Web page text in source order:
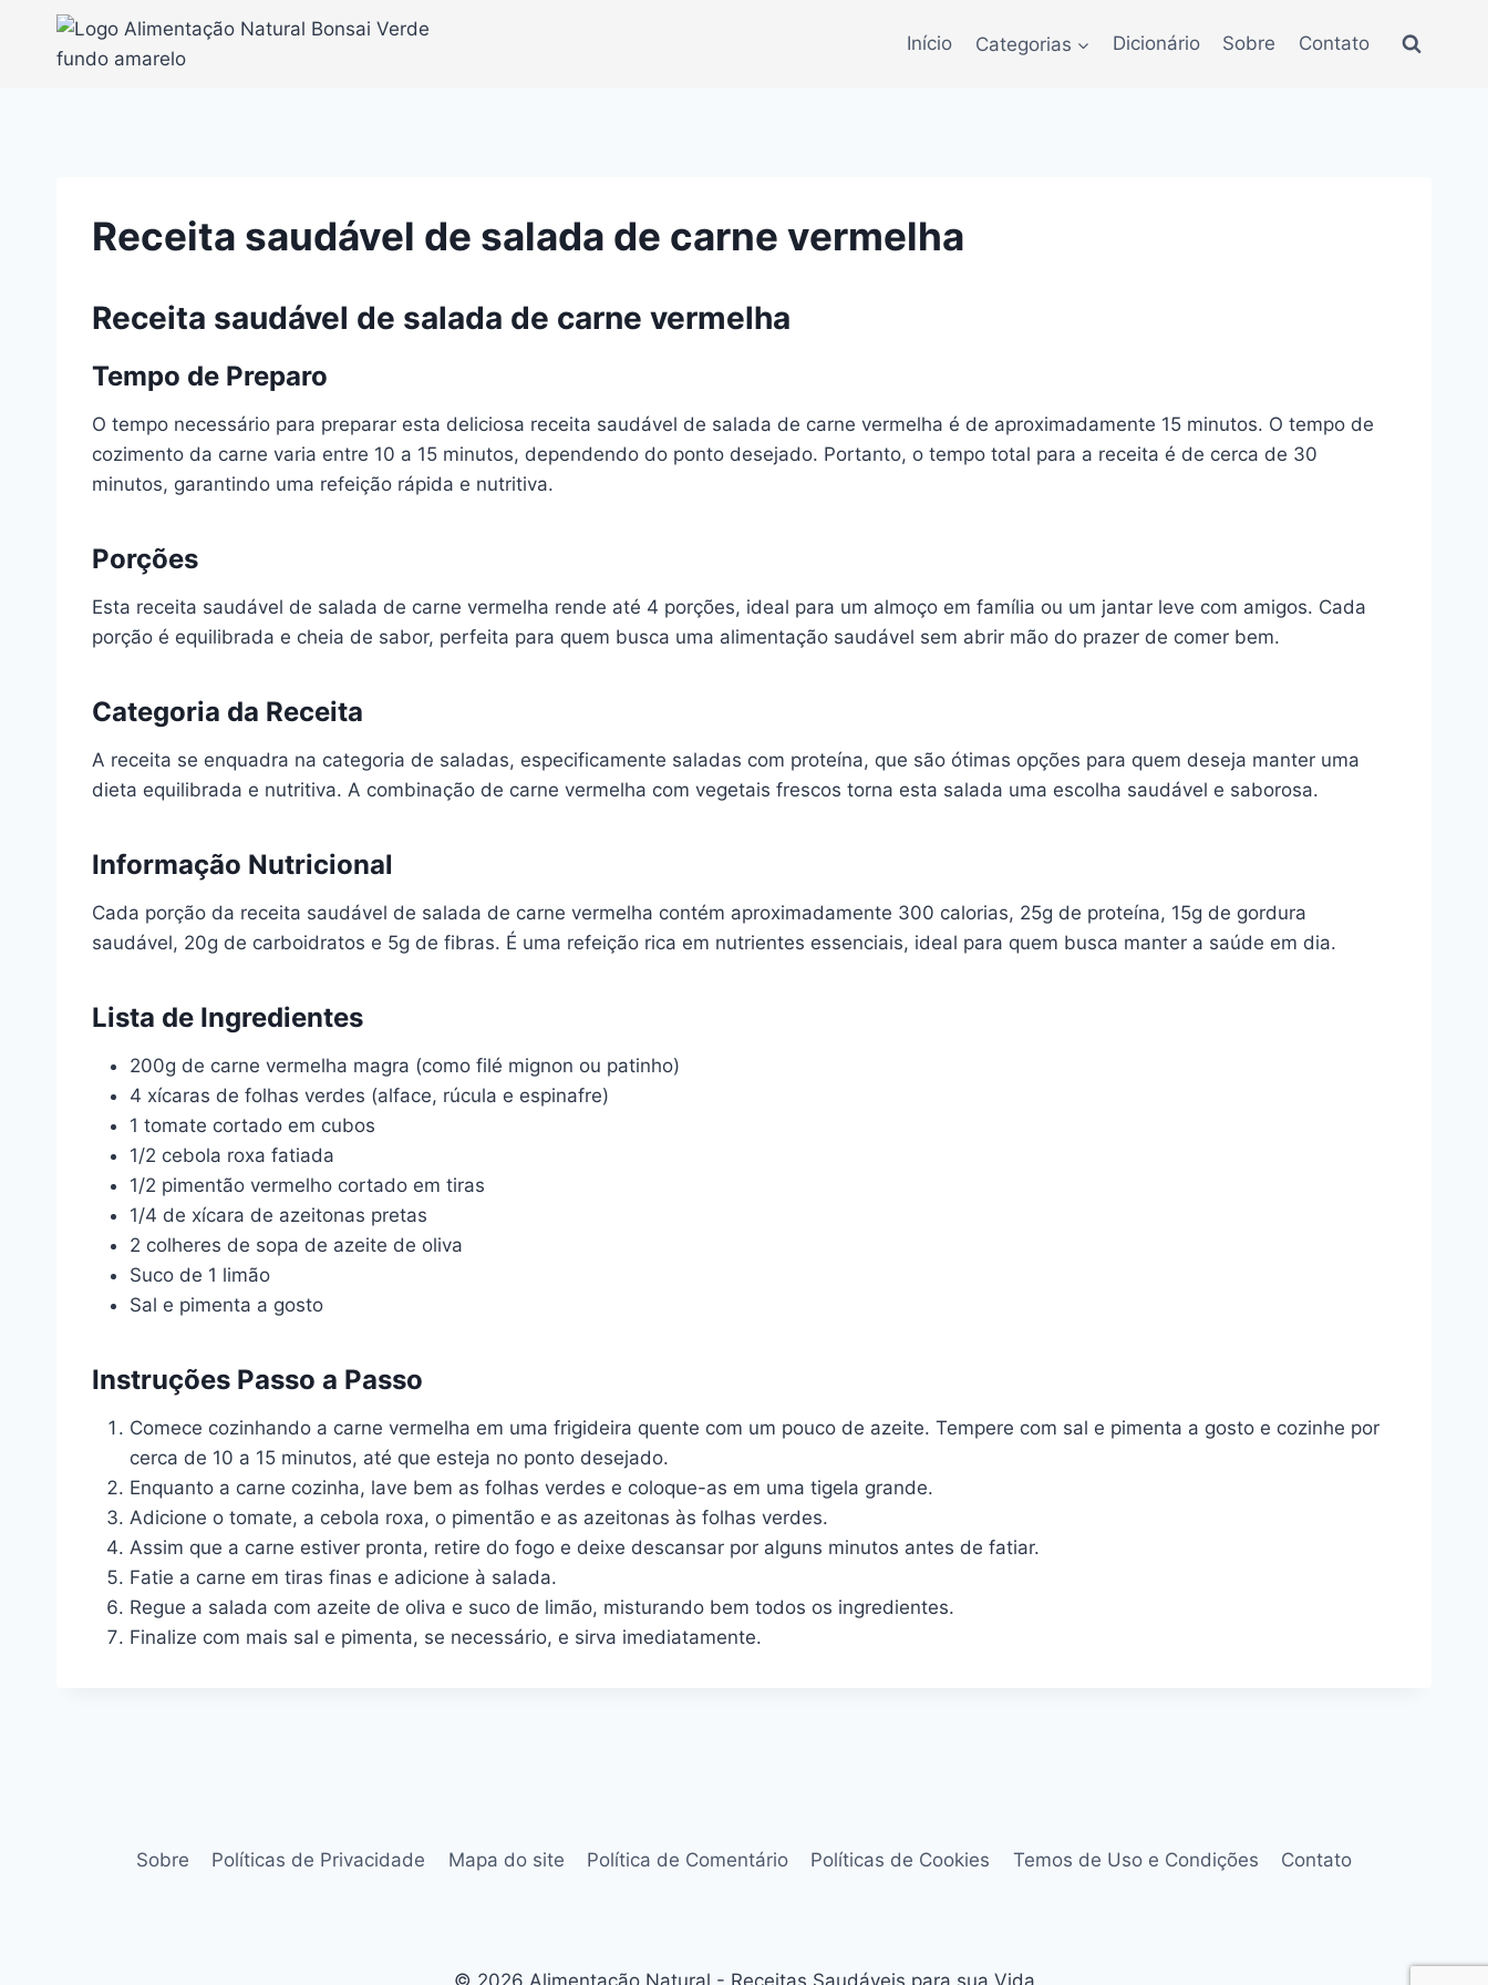
Início Categorias Dicionário Sobre Contato
Receita saudável de salada de carne vermelha
Receita saudável de salada de carne vermelha
Tempo de Preparo
O tempo necessário para preparar esta deliciosa receita saudável de salada de carne vermelha é de aproximadamente 15 minutos. O tempo de
cozimento da carne varia entre 10 a 15 minutos, dependendo do ponto desejado. Portanto, o tempo total para a receita é de cerca de 30
minutos, garantindo uma refeição rápida e nutritiva.
Porções
Esta receita saudável de salada de carne vermelha rende até 4 porções, ideal para um almoço em família ou um jantar leve com amigos. Cada
porção é equilibrada e cheia de sabor, perfeita para quem busca uma alimentação saudável sem abrir mão do prazer de comer bem.
Categoria da Receita
A receita se enquadra na categoria de saladas, especificamente saladas com proteína, que são ótimas opções para quem deseja manter uma
dieta equilibrada e nutritiva. A combinação de carne vermelha com vegetais frescos torna esta salada uma escolha saudável e saborosa.
Informação Nutricional
Cada porção da receita saudável de salada de carne vermelha contém aproximadamente 300 calorias, 25g de proteína, 15g de gordura
saudável, 20g de carboidratos e 5g de fibras. É uma refeição rica em nutrientes essenciais, ideal para quem busca manter a saúde em dia.
Lista de Ingredientes
200g de carne vermelha magra (como filé mignon ou patinho)
4 xícaras de folhas verdes (alface, rúcula e espinafre)
1 tomate cortado em cubos
1/2 cebola roxa fatiada
1/2 pimentão vermelho cortado em tiras
1/4 de xícara de azeitonas pretas
2 colheres de sopa de azeite de oliva
Suco de 1 limão
Sal e pimenta a gosto
Instruções Passo a Passo
Comece cozinhando a carne vermelha em uma frigideira quente com um pouco de azeite. Tempere com sal e pimenta a gosto e cozinhe por
cerca de 10 a 15 minutos, até que esteja no ponto desejado.
Enquanto a carne cozinha, lave bem as folhas verdes e coloque-as em uma tigela grande.
Adicione o tomate, a cebola roxa, o pimentão e as azeitonas às folhas verdes.
Assim que a carne estiver pronta, retire do fogo e deixe descansar por alguns minutos antes de fatiar.
Fatie a carne em tiras finas e adicione à salada.
Regue a salada com azeite de oliva e suco de limão, misturando bem todos os ingredientes.
Finalize com mais sal e pimenta, se necessário, e sirva imediatamente.
Sobre Políticas de Privacidade Mapa do site Política de Comentário Políticas de Cookies Temos de Uso e Condições Contato
© 2026 Alimentação Natural - Receitas Saudáveis para sua Vida